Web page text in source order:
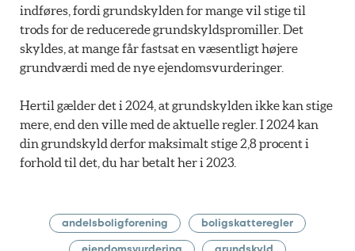
indføres, fordi grundskylden for mange vil stige til
trods for de reducerede grundskyldspromiller. Det
skyldes, at mange får fastsat en væsentligt højere
grundværdi med de nye ejendomsvurderinger.
Hertil gælder det i 2024, at grundskylden ikke kan stige
mere, end den ville med de aktuelle regler. I 2024 kan
din grundskyld derfor maksimalt stige 2,8 procent i
forhold til det, du har betalt her i 2023.
andelsboligforening boligskatteregler